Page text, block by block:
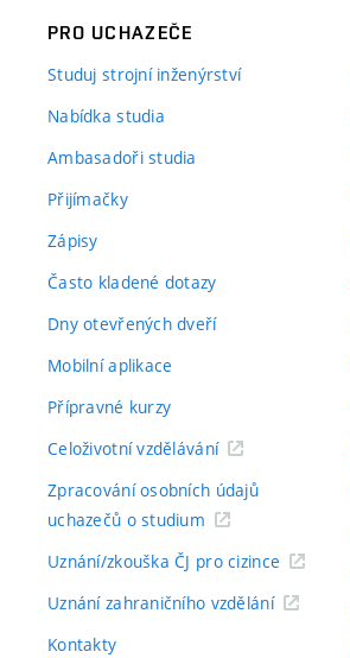
PRO UCHAZEČE
Studuj strojní inženýrství
Nabídka studia
Ambasadoři studia
Přijímačky
Zápisy
Často kladené dotazy
Dny otevřených dveří
Mobilní aplikace
Přípravné kurzy
Celoživotní vzdělávání
Zpracování osobních údajů
uchazečů o studium
Uznání/zkouška ČJ pro cizince
Uznání zahraničního vzdělání
Kontakty